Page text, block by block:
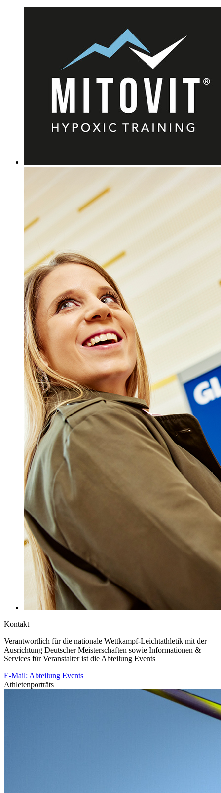
Kontakt
Verantwortlich für die nationale Wettkampf-Leichtathletik mit der
Ausrichtung Deutscher Meisterschaften sowie Informationen &
Services für Veranstalter ist die Abteilung Events
E-Mail: Abteilung Events
Athletenporträts